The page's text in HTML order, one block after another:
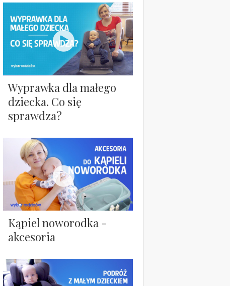
Wyprawka dla małego
dziecka. Co się
sprawdza?
Kąpiel noworodka -
akcesoria